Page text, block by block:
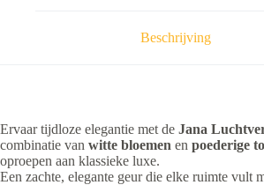
Beschrijving
Ervaar tijdloze elegantie met de Jana
combinatie van witte bloemen en poederige
oproepen aan klassieke luxe.
Een zachte, elegante geur die elke ruimte vult